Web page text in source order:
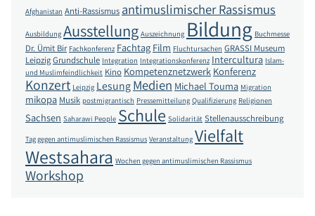
Afghanistan Anti-Rassismus antimuslimischer Rassismus
Ausbildung Ausstellung Auszeichnung Bildung Buchmesse
Dr. Ümit Bir Fachkonferenz Fachtag Film Fluchtursachen GRASSI Museum
LeipzigGrundschule Integration Integrationskonferenz Intercultura Islam-
und Muslimfeindlichkeit Kino Kompetenznetzwerk Konferenz
Konzert Leipzig LesungMedien Michael Touma Migration
mikopa Musik postmigrantisch Pressemitteilung Qualifizierung Religionen
Sachsen Saharawi People Schule Solidarität Stellenausschreibung
Tag gegen antimuslimischen Rassismus Veranstaltung Vielfalt
Westsahara Wochen gegen antimuslimischen Rassismus
Workshop